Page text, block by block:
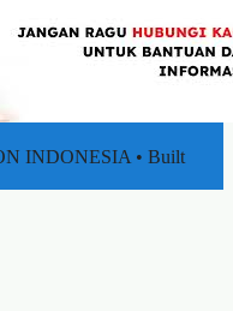
INDONESIA • Built